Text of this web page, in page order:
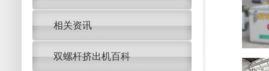
相关资讯
双螺杆挤出机百科